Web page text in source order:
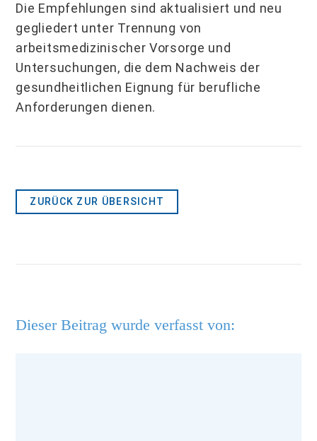
Die Empfehlungen sind aktualisiert und neu
gegliedert unter Trennung von
arbeitsmedizinischer Vorsorge und
Untersuchungen, die dem Nachweis der
gesundheitlichen Eignung für berufliche
Anforderungen dienen.
ZURÜCK ZUR ÜBERSICHT
Dieser Beitrag wurde verfasst von: